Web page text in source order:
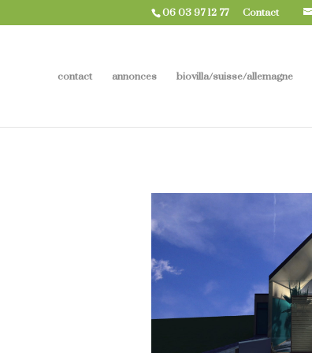
06 03 97 12 77 Contact
contact annonces biovilla/suisse/allemagne